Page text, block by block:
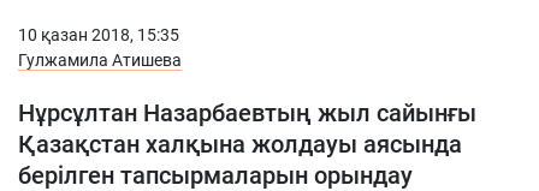
10 қазан 2018, 15:35
Гулжамила Атишева
Нұрсұлтан Назарбаевтың жыл сайынғы
Қазақстан халқына жолдауы аясында
берілген тапсырмаларын орындау